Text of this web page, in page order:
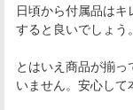
日頃から付属品は
すると良いでしょう。
とはいえ商品が揃
いません。安心して